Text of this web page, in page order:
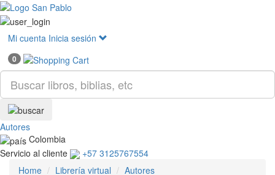
Mi cuenta Inicia sesión
0
Autores
Colombia
Servicio al cliente
+57 3125767554
Home
Librería virtual
Autores